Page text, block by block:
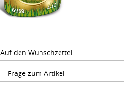
Auf den Wunschzettel
Frage zum Artikel